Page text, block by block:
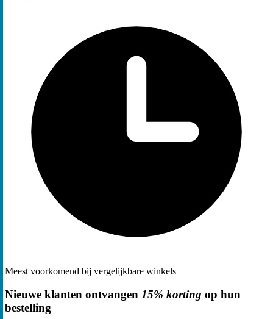
Meest voorkomend bij vergelijkbare winkels
Nieuwe klanten ontvangen 15% korting op hun
bestelling